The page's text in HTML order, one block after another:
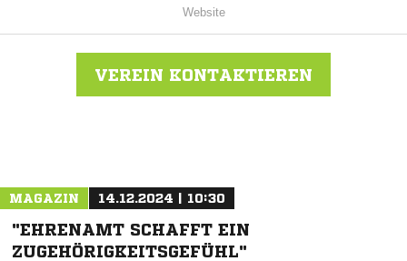
Website
VEREIN KONTAKTIEREN
MAGAZIN 14.12.2024 | 10:30
"EHRENAMT SCHAFFT EIN
ZUGEHÖRIGKEITSGEFÜHL"